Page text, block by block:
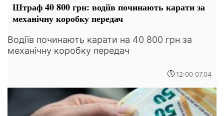
Штраф 40 800 грн: водіїв починають карати за
механічну коробку передач
Водіїв починають карати на 40 800 грн за
механічну коробку передач
12:00 07.04